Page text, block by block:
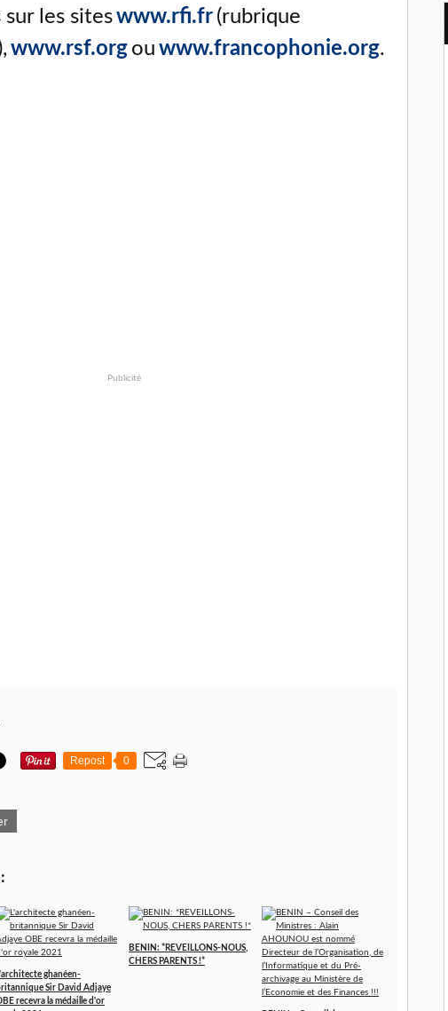
les siteswww.rfi.fr (rubrique
www.rsf.org ou www.francophonie.org.
Publicité
Repost 0
ghanéen-
Sir David Adjaye
recevra la médaille d'or
BENIN: *REVEILLONS-NOUS,
CHERS PARENTS !*